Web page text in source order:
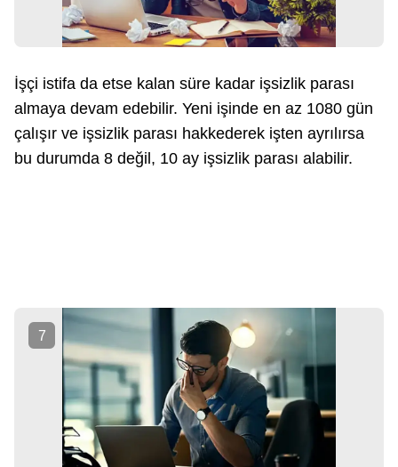
İşçi istifa da etse kalan süre kadar işsizlik parası
almaya devam edebilir. Yeni işinde en az 1080 gün
çalışır ve işsizlik parası hakkederek işten ayrılırsa
bu durumda 8 değil, 10 ay işsizlik parası alabilir.
7